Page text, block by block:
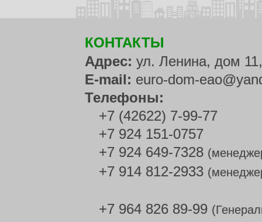
КОНТАКТЫ
Адрес: ул. Ленина, дом
E-mail: euro-dom-
Телефоны:
+7 (42622) 7-99-77
+7 924 151-0757
+7 924 649-7328
+7 914 812-2933
+7 964 826 89-99